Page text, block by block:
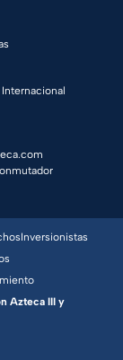
Inversionistas
Azteca III y